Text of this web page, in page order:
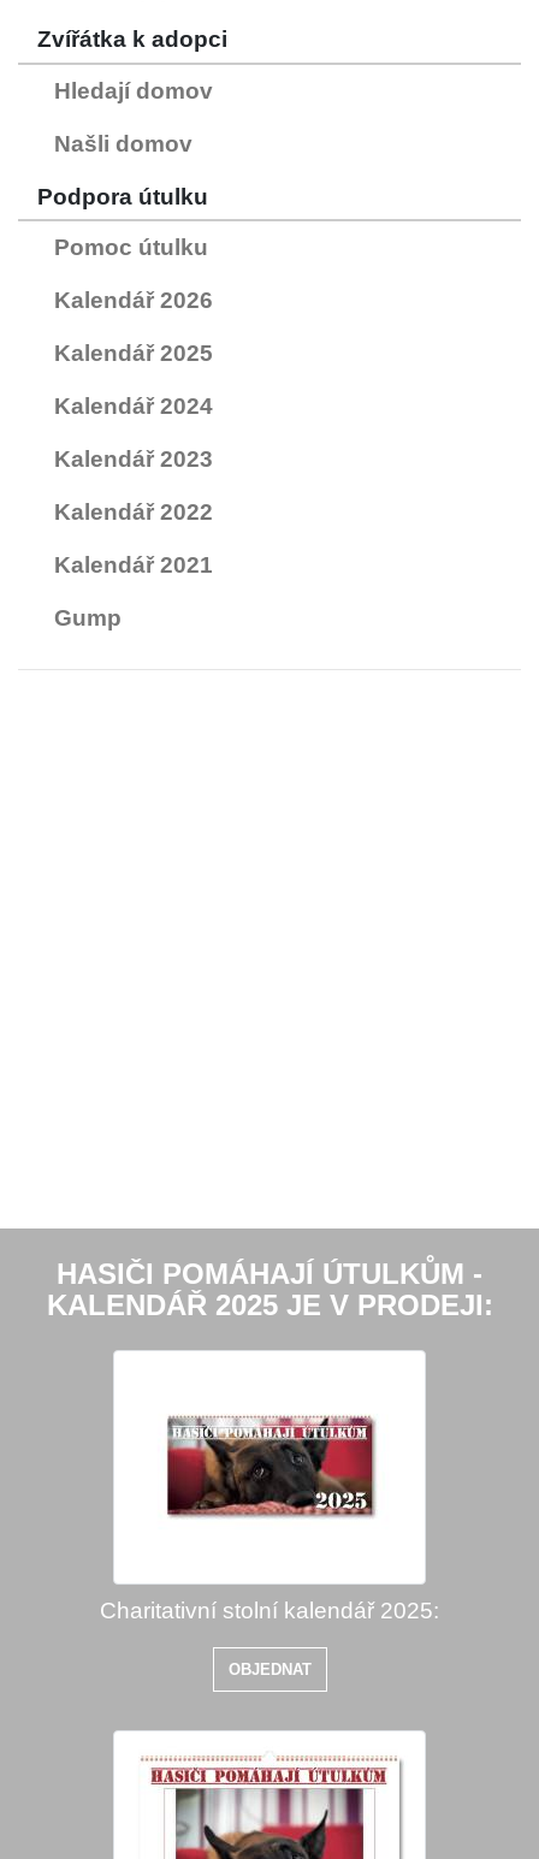
Zvířátka k adopci
Hledají domov
Našli domov
Podpora útulku
Pomoc útulku
Kalendář 2026
Kalendář 2025
Kalendář 2024
Kalendář 2023
Kalendář 2022
Kalendář 2021
Gump
HASIČI POMÁHAJÍ ÚTULKŮM -
KALENDÁŘ 2025 JE V PRODEJI:
Charitativní stolní kalendář 2025:
OBJEDNAT